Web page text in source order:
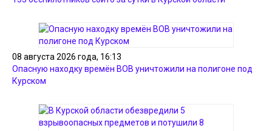
08 августа 2026 года, 16:13
Опасную находку времён ВОВ уничтожили на полигоне под
Курском